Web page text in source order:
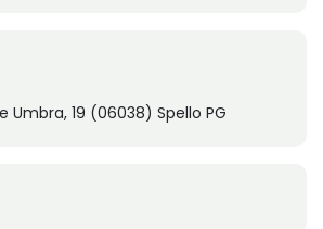
Umbra, 19 (06038) Spello PG